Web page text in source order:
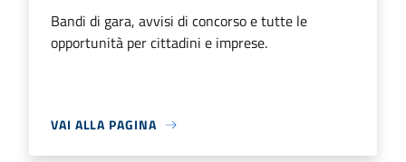
Bandi di gara, avvisi di concorso e tutte le
opportunità per cittadini e imprese.
VAI ALLA PAGINA